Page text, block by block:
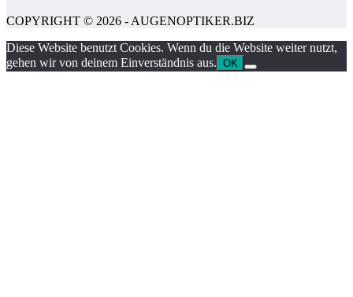
COPYRIGHT © 2026 - AUGENOPTIKER.BIZ
Diese Website benutzt Cookies. Wenn du die Website weiter nutzt,
gehen wir von deinem Einverständnis aus. OK